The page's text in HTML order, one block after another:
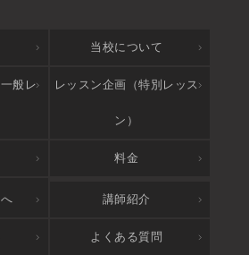
当校について
般レ レッスン企画（特別レッス
ン）
料金
講師紹介
よくある質問